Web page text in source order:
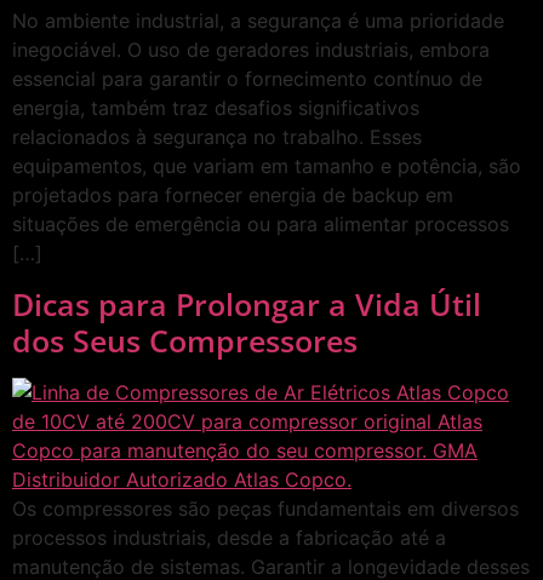
No ambiente industrial, a segurança é uma prioridade
inegociável. O uso de geradores industriais, embora
essencial para garantir o fornecimento contínuo de
energia, também traz desafios significativos
relacionados à segurança no trabalho. Esses
equipamentos, que variam em tamanho e potência, são
projetados para fornecer energia de backup em
situações de emergência ou para alimentar processos
[…]
Dicas para Prolongar a Vida Útil
dos Seus Compressores
Os compressores são peças fundamentais em diversos
processos industriais, desde a fabricação até a
manutenção de sistemas. Garantir a longevidade desses